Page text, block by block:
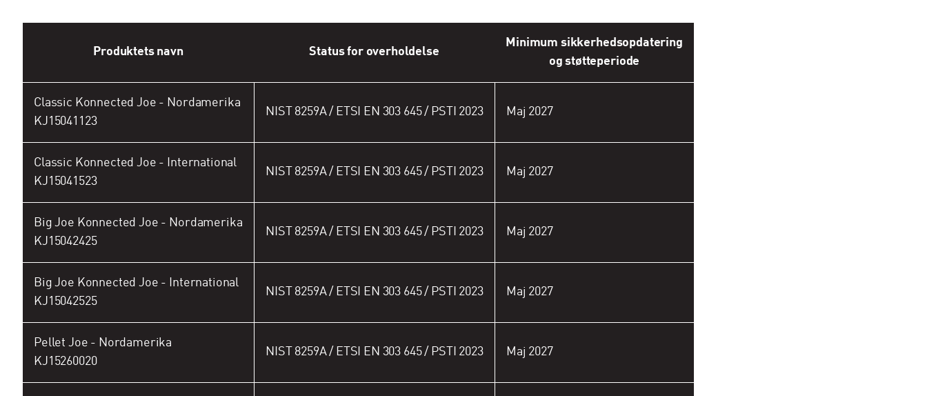
Produktets navn Status for overholdelse
Minimum sikkerhedsopdatering
og støtteperiode
Classic Konnected Joe - Nordamerika
KJ15041123
NIST 8259A / ETSI EN 303 645 / PSTI 2023 Maj 2027
Classic Konnected Joe - International
KJ15041523
NIST 8259A / ETSI EN 303 645 / PSTI 2023 Maj 2027
Big Joe Konnected Joe - Nordamerika
KJ15042425
NIST 8259A / ETSI EN 303 645 / PSTI 2023 Maj 2027
Big Joe Konnected Joe - International
KJ15042525
NIST 8259A / ETSI EN 303 645 / PSTI 2023 Maj 2027
Pellet Joe - Nordamerika
KJ15260020
NIST 8259A / ETSI EN 303 645 / PSTI 2023 Maj 2027